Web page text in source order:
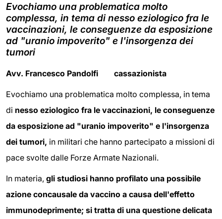
Evochiamo una problematica molto
complessa, in tema di nesso eziologico fra le
vaccinazioni, le conseguenze da esposizione
ad "uranio impoverito" e l'insorgenza dei
tumori
Avv. Francesco Pandolfi cassazionista
Evochiamo una problematica molto complessa, in tema
di nesso eziologico fra le vaccinazioni, le conseguenze
da esposizione ad "uranio impoverito" e l'insorgenza
dei tumori, in militari che hanno partecipato a missioni di
pace svolte dalle Forze Armate Nazionali.
In materia, gli studiosi hanno profilato una possibile
azione concausale da vaccino a causa dell'effetto
immunodeprimente; si tratta di una questione delicata